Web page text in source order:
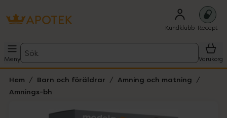
Kundklubb Recept
Meny
Sök
Varukorg
Hem Barn och föräldrar
Amning och matning
Amnings-bh